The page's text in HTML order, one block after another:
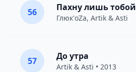
56 Пахну лишь тобой
Глюк'oZa, Artik & Asti
57 До утра
Artik & Asti • 2013